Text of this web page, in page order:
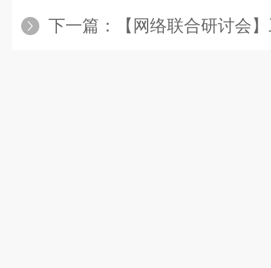
下一篇： 【网络联合研讨会】工业